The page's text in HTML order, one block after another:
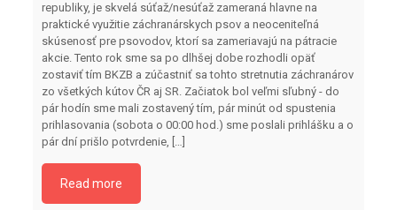
republiky, je skvelá súťaž/nesúťaž zameraná hlavne na
praktické využitie záchranárskych psov a neoceniteľná
skúsenosť pre psovodov, ktorí sa zameriavajú na pátracie
akcie. Tento rok sme sa po dlhšej dobe rozhodli opäť
zostaviť tím BKZB a zúčastniť sa tohto stretnutia záchranárov
zo všetkých kútov ČR aj SR. Začiatok bol veľmi sľubný - do
pár hodín sme mali zostavený tím, pár minút od spustenia
prihlasovania (sobota o 00:00 hod.) sme poslali prihlášku a o
pár dní prišlo potvrdenie, […]
Read more